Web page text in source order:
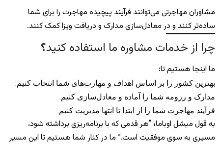
مشاوران مهاجرتی می‌توانند فرآیند پیچیده مهاجرت را برای شما
ساده‌تر کنند و در معادل‌سازی مدارک و دریافت ویزا کمک کنند.
چرا از خدمات مشاوره ما استفاده کنید؟
ما اینجا هستیم تا:
بهترین کشور را بر اساس اهداف و مهارت‌های شما انتخاب کنیم.
مدارک و رزومه شما را آماده و معادل‌سازی کنیم.
فرآیند مهاجرت شما را از ابتدا تا انتها مدیریت کنیم.
به قول میشل اوباما، “هر قدمی که با برنامه‌ریزی برداشته شود،
مسیری به سوی موفقیت است.” ما در کنار شما هستیم تا این مسیر